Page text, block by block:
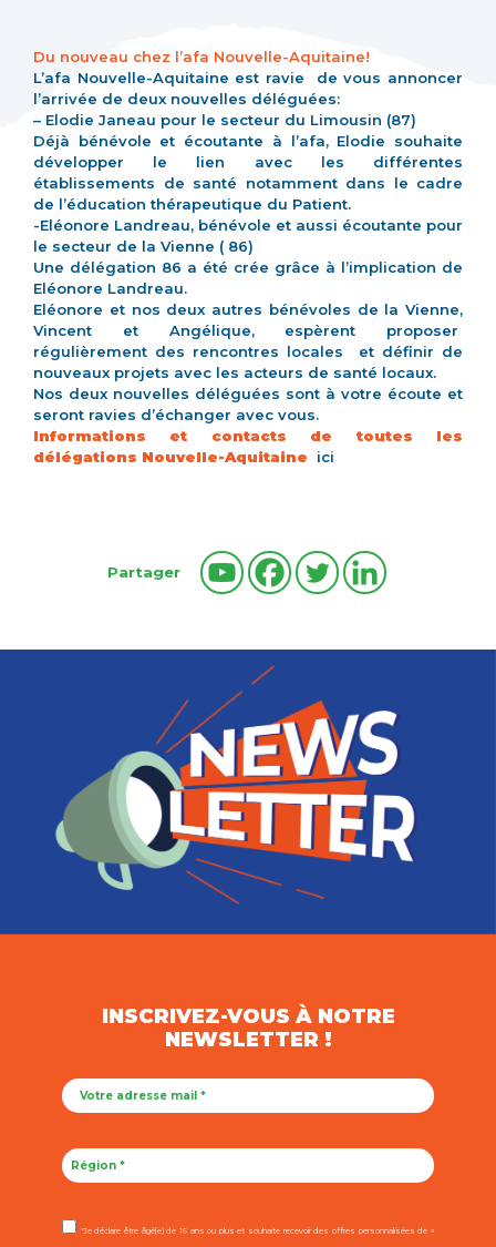
Du nouveau chez l’afa Nouvelle-Aquitaine!
L’afa Nouvelle-Aquitaine est ravie de vous annoncer
l’arrivée de deux nouvelles déléguées:
– Elodie Janeau pour le secteur du Limousin (87)
Déjà bénévole et écoutante à l’afa, Elodie souhaite
développer le lien avec les différentes
établissements de santé notamment dans le cadre
de l’éducation thérapeutique du Patient.
-Eléonore Landreau, bénévole et aussi écoutante pour
le secteur de la Vienne ( 86)
Une délégation 86 a été crée grâce à l’implication de
Eléonore Landreau.
Eléonore et nos deux autres bénévoles de la Vienne,
Vincent et Angélique, espèrent proposer
régulièrement des rencontres locales et définir de
nouveaux projets avec les acteurs de santé locaux.
Nos deux nouvelles déléguées sont à votre écoute et
seront ravies d’échanger avec vous.
Informations et contacts de toutes les
délégations Nouvelle-Aquitaine
ici
Partager
INSCRIVEZ-VOUS À NOTRE
NEWSLETTER !
"Je déclare être âgé(e) de 16 ans ou plus et souhaite recevoir des offres personnalisées de «